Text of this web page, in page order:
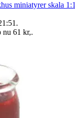
miniatyrer skala
.
nu 61 kr,.